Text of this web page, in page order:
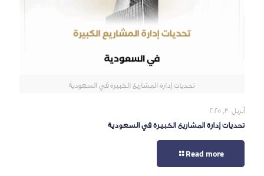
تحديات إدارة المشاريع الكبيرة في السعودية
أبريل 30, 2025
تحديات إدارة المشاريع الكبيرة في السعودية
Read more